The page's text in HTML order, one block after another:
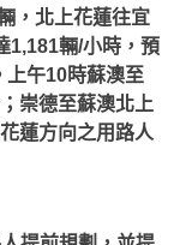
，北上花蓮往宜
1,181輛/小時，預
上午10時蘇澳至
崇德至蘇澳北上
蓮方向之用路人